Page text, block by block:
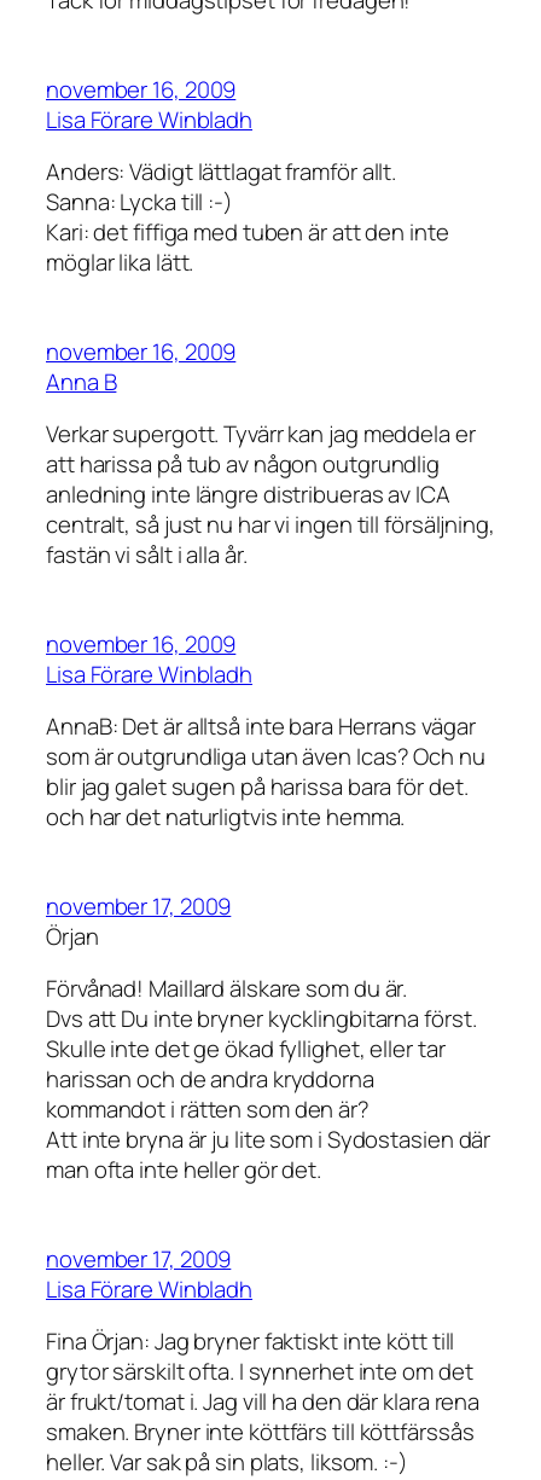
november 16, 2009
Lisa Förare Winbladh
Anders: Vädigt lättlagat framför allt.
Sanna: Lycka till :-)
Kari: det fiffiga med tuben är att den inte
möglar lika lätt.
november 16, 2009
Anna B
Verkar supergott. Tyvärr kan jag meddela er
att harissa på tub av någon outgrundlig
anledning inte längre distribueras av ICA
centralt, så just nu har vi ingen till försäljning,
fastän vi sålt i alla år.
november 16, 2009
Lisa Förare Winbladh
AnnaB: Det är alltså inte bara Herrans vägar
som är outgrundliga utan även Icas? Och nu
blir jag galet sugen på harissa bara för det.
och har det naturligtvis inte hemma.
november 17, 2009
Örjan
Förvånad! Maillard älskare som du är.
Dvs att Du inte bryner kycklingbitarna först.
Skulle inte det ge ökad fyllighet, eller tar
harissan och de andra kryddorna
kommandot i rätten som den är?
Att inte bryna är ju lite som i Sydostasien där
man ofta inte heller gör det.
november 17, 2009
Lisa Förare Winbladh
Fina Örjan: Jag bryner faktiskt inte kött till
grytor särskilt ofta. I synnerhet inte om det
är frukt/tomat i. Jag vill ha den där klara rena
smaken. Bryner inte köttfärs till köttfärssås
heller. Var sak på sin plats, liksom. :-)